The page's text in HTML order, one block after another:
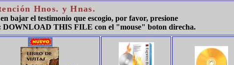
Hnos. y Hnas.
bajar el testimonio que escogio, por favor, presione
DOWNLOAD THIS FILE con el "mouse" boton direcha.